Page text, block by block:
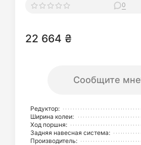
0
22 664 ₴
Сообщите мне
Редуктор:
Ширина колеи:
Ход поршня:
Задняя навесная система:
Производитель: